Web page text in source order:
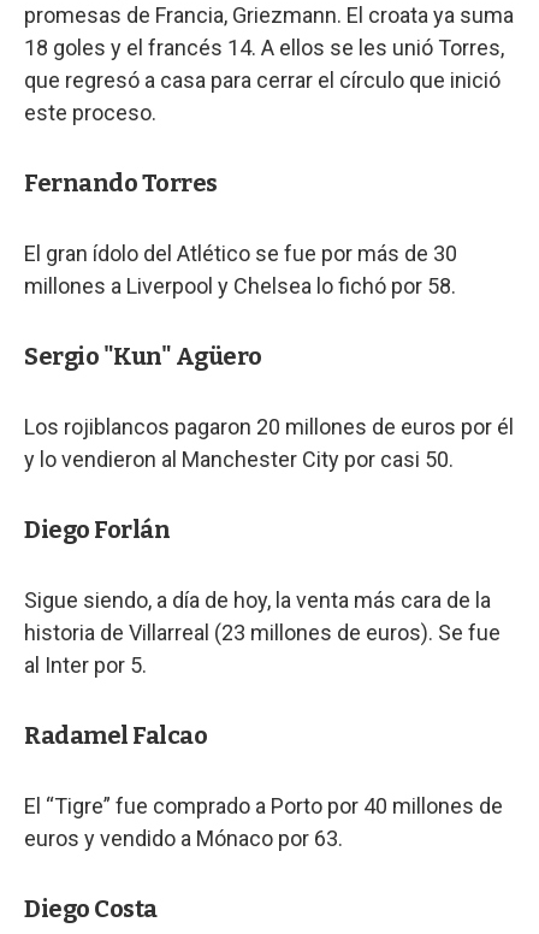
promesas de Francia, Griezmann. El croata ya suma
18 goles y el francés 14. A ellos se les unió Torres,
que regresó a casa para cerrar el círculo que inició
este proceso.
Fernando Torres
El gran ídolo del Atlético se fue por más de 30
millones a Liverpool y Chelsea lo fichó por 58.
Sergio "Kun" Agüero
Los rojiblancos pagaron 20 millones de euros por él
y lo vendieron al Manchester City por casi 50.
Diego Forlán
Sigue siendo, a día de hoy, la venta más cara de la
historia de Villarreal (23 millones de euros). Se fue
al Inter por 5.
Radamel Falcao
El “Tigre” fue comprado a Porto por 40 millones de
euros y vendido a Mónaco por 63.
Diego Costa